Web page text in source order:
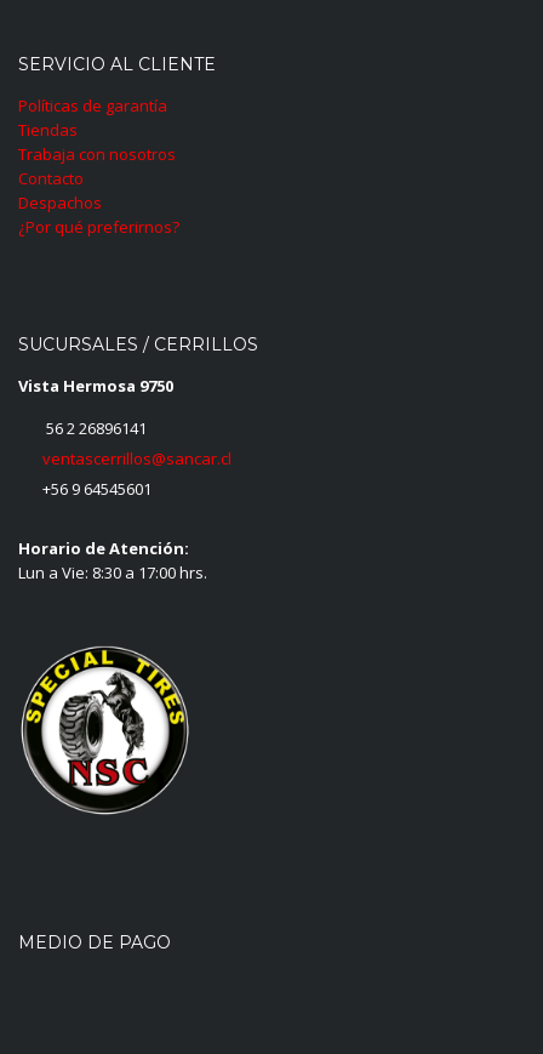
SERVICIO AL CLIENTE
Políticas de garantía
Tiendas
Trabaja con nosotros
Contacto
Despachos
¿Por qué preferirnos?
SUCURSALES / CERRILLOS
Vista Hermosa 9750
56 2 26896141
ventascerrillos@sancar.cl
+56 9 64545601
Horario de Atención:
Lun a Vie: 8:30 a 17:00 hrs.
MEDIO DE PAGO